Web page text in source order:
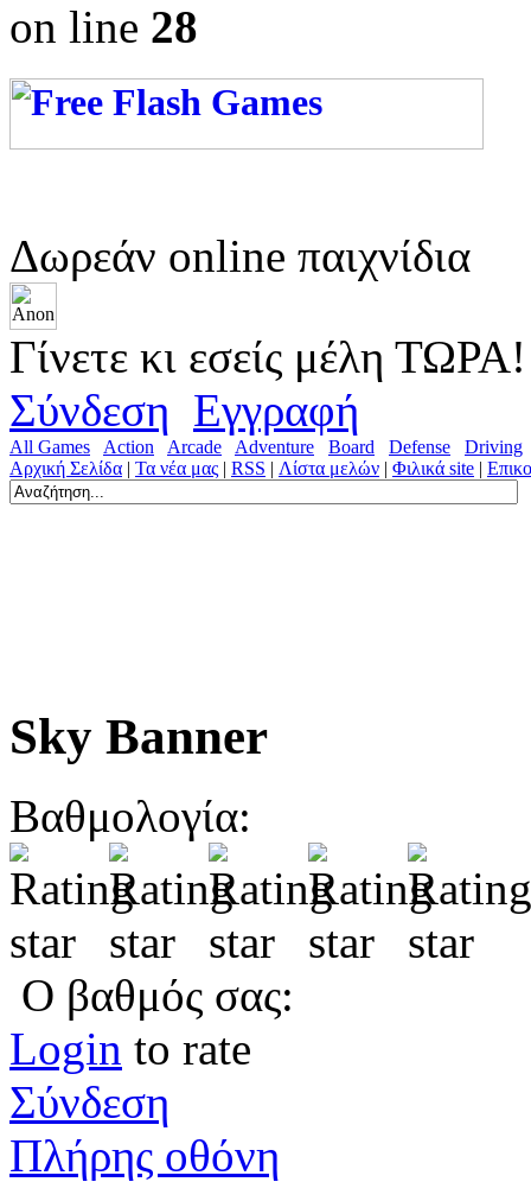
on line 28
Δωρεάν online παιχνίδια
Γίνετε κι εσείς μέλη ΤΩΡΑ!
Σύνδεση Εγγραφή
All Games Action Arcade Adventure Board Defense
Driving
Αρχική Σελίδα | Τα νέα μας | RSS | Λίστα μελών | Φιλικά site |
Sky Banner
Βαθμολογία:
Ο βαθμός σας:
Login to rate
Σύνδεση
Πλήρης οθόνη